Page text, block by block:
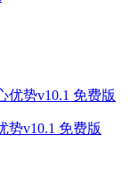
势v10.1 免费版